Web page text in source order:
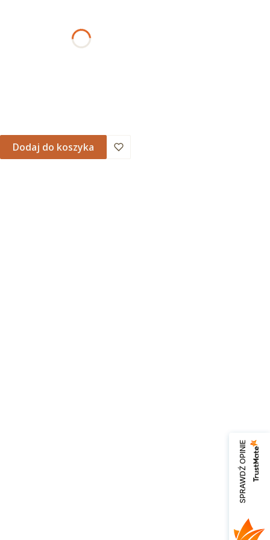
Dodaj do koszyka
SPRAWDŹ OPINIE